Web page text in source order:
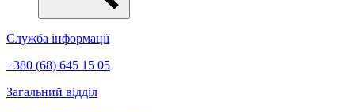
Служба інформації
+380 (68) 645 15 05
Загальний відділ